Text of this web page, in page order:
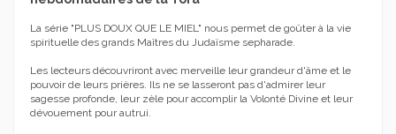
La série "PLUS DOUX QUE LE MIEL" nous permet de goûter à la vie
spirituelle des grands Maîtres du Judaïsme sepharade.
Les lecteurs découvriront avec merveille leur grandeur d'âme et le
pouvoir de leurs prières. Ils ne se lasseront pas d'admirer leur
sagesse profonde, leur zèle pour accomplir la Volonté Divine et leur
dévouement pour autrui.